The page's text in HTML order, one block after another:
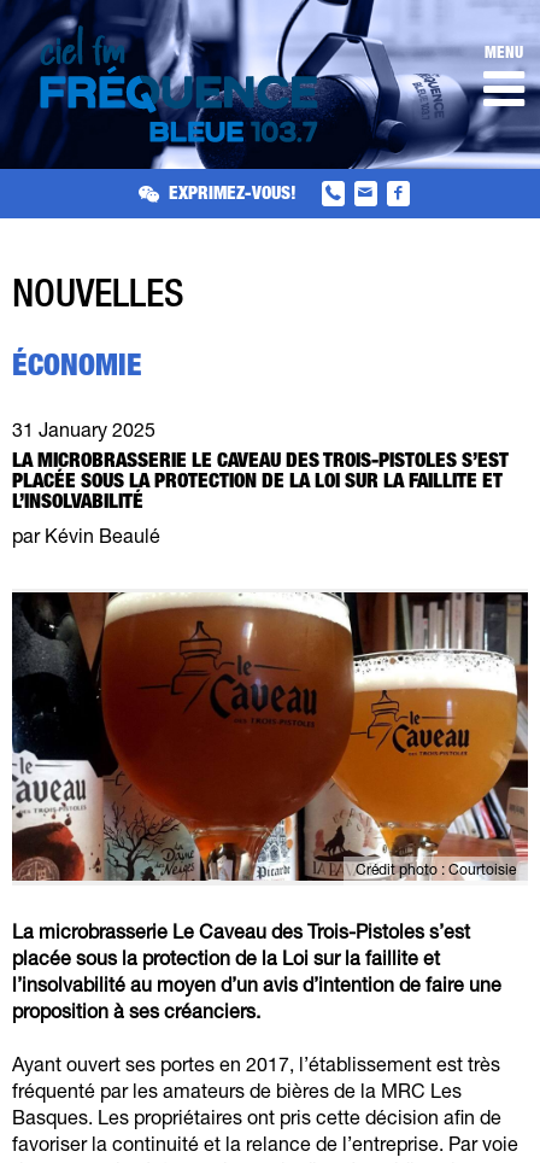
MENU
EXPRIMEZ-VOUS!
NOUVELLES
ÉCONOMIE
31 January 2025
LA MICROBRASSERIE LE CAVEAU DES TROIS-PISTOLES S’EST
PLACÉE SOUS LA PROTECTION DE LA LOI SUR LA FAILLITE ET
L’INSOLVABILITÉ
par Kévin Beaulé
Crédit photo : Courtoisie
La microbrasserie Le Caveau des Trois-Pistoles s’est
placée sous la protection de la Loi sur la faillite et
l’insolvabilité au moyen d’un avis d’intention de faire une
proposition à ses créanciers.
Ayant ouvert ses portes en 2017, l’établissement est très
fréquenté par les amateurs de bières de la MRC Les
Basques. Les propriétaires ont pris cette décision afin de
favoriser la continuité et la relance de l’entreprise. Par voie